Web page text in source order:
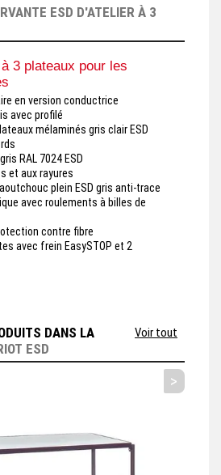
ESD D'ATELIER À 3
3 plateaux pour les
en version conductrice
avec profilé
mélaminés gris clair ESD
RAL 7024 ESD
et aux rayures
plein ESD gris anti-trace
avec roulements à billes de
contre fibre
avec frein EasySTOP et 2
DANS LA
ESD
Voir tout
>